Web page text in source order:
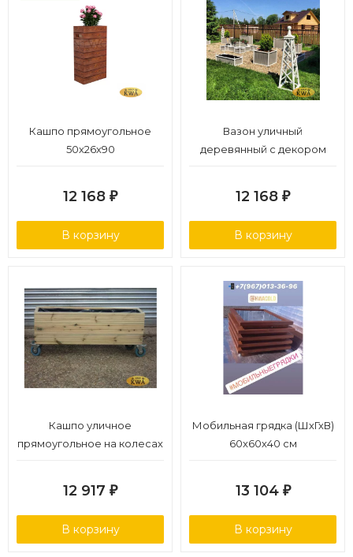
Кашпо прямоугольное
50х26х90
12 168 ₽
В корзину
Вазон уличный
деревянный с декором
12 168 ₽
В корзину
Кашпо уличное
прямоугольное на колесах
12 917 ₽
В корзину
Мобильная грядка (ШхГхВ)
60x60х40 см
13 104 ₽
В корзину